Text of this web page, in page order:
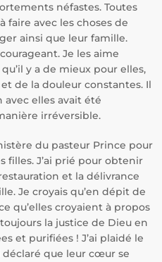
néfastes. Toutes
faire avec les choses de
ainsi que leur famille.
Je les aime
y a de mieux pour elles,
de la douleur constantes. Il
elles avait été
irréversible.
du pasteur Prince pour
filles. J’ai prié pour obtenir
et la délivrance
Je croyais qu’en dépit de
qu’elles croyaient à propos
la justice de Dieu en
et purifiées ! J’ai plaidé le
déclaré que leur cœur se